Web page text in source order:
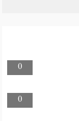
0
0